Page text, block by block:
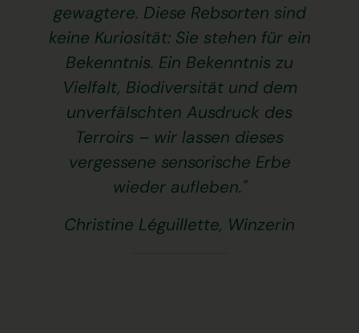
gewagtere. Diese Rebsorten sind
keine Kuriosität: Sie stehen für ein
Bekenntnis. Ein Bekenntnis zu
Vielfalt, Biodiversität und dem
unverfälschten Ausdruck des
Terroirs – wir lassen dieses
vergessene sensorische Erbe
wieder aufleben."
Christine Léguillette, Winzerin